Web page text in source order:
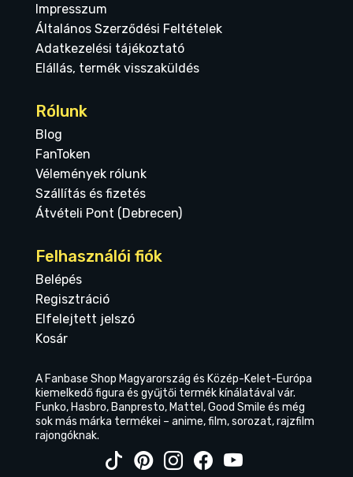
Impresszum
Általános Szerződési Feltételek
Adatkezelési tájékoztató
Elállás, termék visszaküldés
Rólunk
Blog
FanToken
Vélemények rólunk
Szállítás és fizetés
Átvételi Pont (Debrecen)
Felhasználói fiók
Belépés
Regisztráció
Elfelejtett jelszó
Kosár
A Fanbase Shop Magyarország és Közép-Kelet-Európa
kiemelkedő figura és gyűjtői termék kínálatával vár.
Funko, Hasbro, Banpresto, Mattel, Good Smile és még
sok más márka termékei – anime, film, sorozat, rajzfilm
rajongóknak.